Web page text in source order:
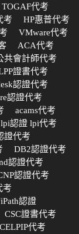
TOGAF代考
考
HP惠普代考
VMware代考
ACA代考
共會計師代考
證書代考
認證代考
認證代考
acams代考
lpi認證 lpi代考
證代考
DB2認證代考
認證代考
認證代考
考
認證
CSC證書代考
代考